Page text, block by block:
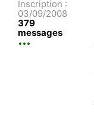
Inscription :
03/09/2008
379
messages